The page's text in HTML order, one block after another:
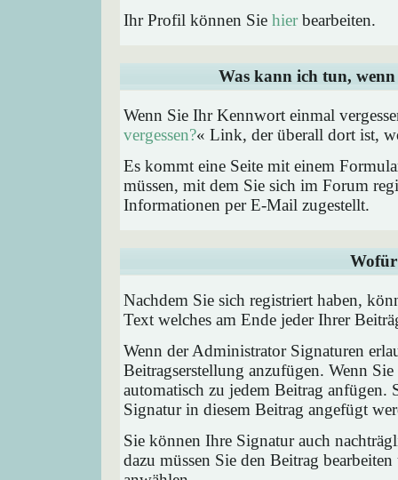
Ihr Profil können Sie hierbearbeiten.
Was kann ich tun, wenn
Wenn Sie Ihr Kennwort einmal
vergessen?« Link, der überall dort ist,
Es kommt eine Seite mit einem
müssen, mit dem Sie sich im Forum
Informationen per E-Mail zugestellt.
Nachdem Sie sich registriert haben,
Text welches am Ende jeder Ihrer
Wenn der Administrator Signaturen
Beitragserstellung anzufügen. Wenn
automatisch zu jedem Beitrag
Signatur in diesem Beitrag angefügt
Sie können Ihre Signatur auch
dazu müssen Sie den Beitrag